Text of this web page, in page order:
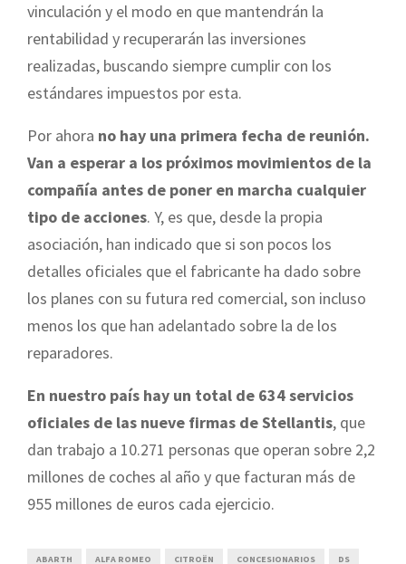
vinculación y el modo en que mantendrán la
rentabilidad y recuperarán las inversiones
realizadas, buscando siempre cumplir con los
estándares impuestos por esta.
Por ahora no hay una primera fecha de reunión.
Van a esperar a los próximos movimientos de la
compañía antes de poner en marcha cualquier
tipo de acciones. Y, es que, desde la propia
asociación, han indicado que si son pocos los
detalles oficiales que el fabricante ha dado sobre
los planes con su futura red comercial, son incluso
menos los que han adelantado sobre la de los
reparadores.
En nuestro país hay un total de 634 servicios
oficiales de las nueve firmas de Stellantis, que
dan trabajo a 10.271 personas que operan sobre 2,2
millones de coches al año y que facturan más de
955 millones de euros cada ejercicio.
ABARTH ALFA ROMEO CITROËN CONCESIONARIOS DS